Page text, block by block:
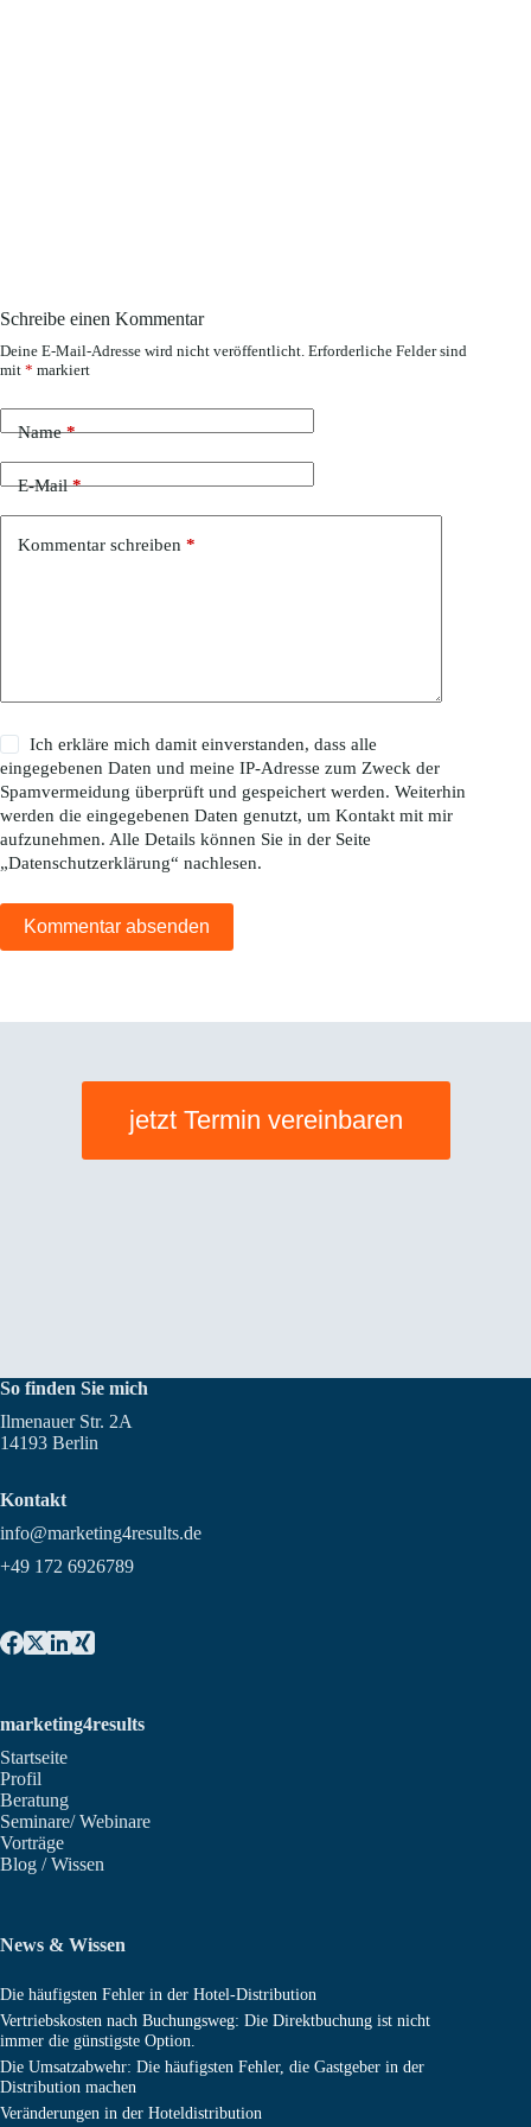
Schreibe einen Kommentar
Deine E-Mail-Adresse wird nicht veröffentlicht. Erforderliche Felder sind
mit * markiert
Name*
E-Mail*
Kommentar schreiben *
Ich erkläre mich damit einverstanden, dass alle
eingegebenen Daten und meine IP-Adresse zum Zweck der
Spamvermeidung überprüft und gespeichert werden. Weiterhin
werden die eingegebenen Daten genutzt, um Kontakt mit mir
aufzunehmen. Alle Details können Sie in der Seite
„Datenschutzerklärung“ nachlesen.
Kommentar absenden
jetzt Termin vereinbaren
So finden Sie mich
Ilmenauer Str. 2A
14193 Berlin
Kontakt
info@marketing4results.de
+49 172 6926789
marketing4results
Startseite
Profil
Beratung
Seminare/ Webinare
Vorträge
Blog / Wissen
News & Wissen
Die häufigsten Fehler in der Hotel-Distribution
Vertriebskosten nach Buchungsweg: Die Direktbuchung ist nicht
immer die günstigste Option.
Die Umsatzabwehr: Die häufigsten Fehler, die Gastgeber in der
Distribution machen
Veränderungen in der Hoteldistribution